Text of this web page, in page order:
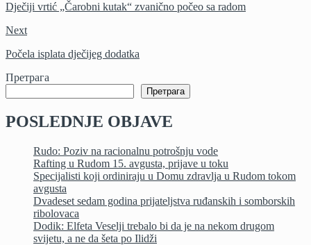
Dječiji vrtić „Čarobni kutak“ zvanično počeo sa radom
Next
Počela isplata dječijeg dodatka
Претрага
Претрага
POSLEDNJE OBJAVE
Rudo: Poziv na racionalnu potrošnju vode
Rafting u Rudom 15. avgusta, prijave u toku
Specijalisti koji ordiniraju u Domu zdravlja u Rudom tokom
avgusta
Dvadeset sedam godina prijateljstva ruđanskih i somborskih
ribolovaca
Dodik: Elfeta Veselji trebalo bi da je na nekom drugom
svijetu, a ne da šeta po Ilidži